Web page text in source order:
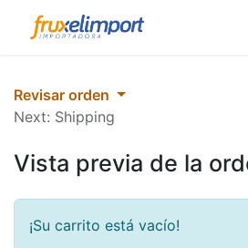
Revisar orden
Next: Shipping
Vista previa de la
¡Su carrito está vacío!